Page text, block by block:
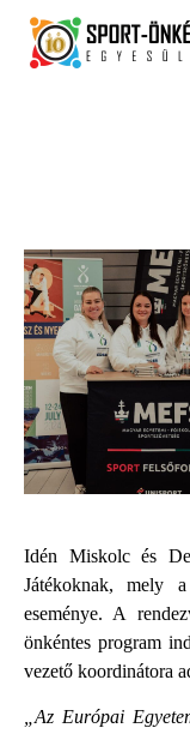
Idén Miskolc és
Játékoknak, mely
eseménye. A
önkéntes program
vezető koordinátora
„Az Európai